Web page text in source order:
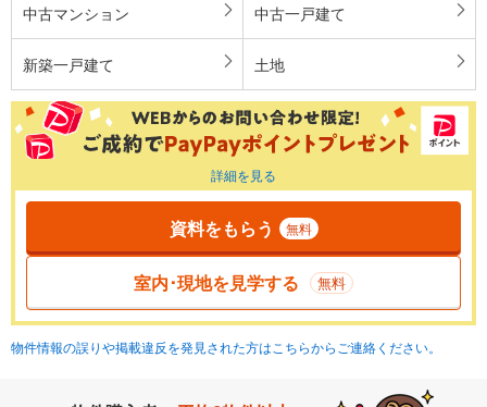
中古マンション 中古一戸建て
新築一戸建て 土地
詳細を見る
資料をもらう 無料
室内･現地を見学する 無料
物件情報の誤りや掲載違反を発見された方はこちらからご連絡ください。